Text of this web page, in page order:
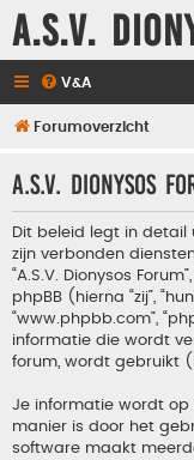
A.S.V.
V&A
Forumoverzicht
A.S.V. Dionysos
Dit beleid legt in detail
zijn verbonden diensten
“A.S.V. Dionysos
phpBB (hierna “zij”,
“www.phpbb.com”,
informatie die wordt
forum, wordt gebruikt
Je informatie wordt op
manier is door het
software maakt